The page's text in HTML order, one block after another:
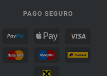
PAGO SEGURO